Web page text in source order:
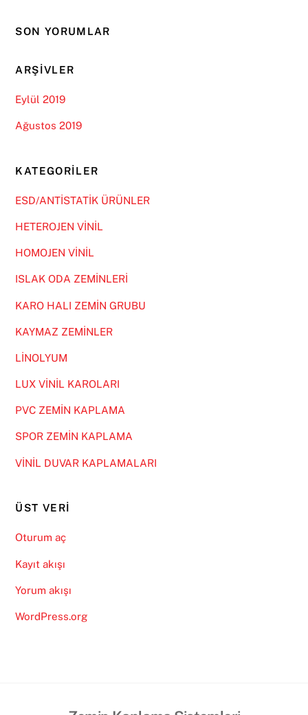
SON YORUMLAR
ARŞIVLER
Eylül 2019
Ağustos 2019
KATEGORILER
ESD/ANTİSTATİK ÜRÜNLER
HETEROJEN VİNİL
HOMOJEN VİNİL
ISLAK ODA ZEMİNLERİ
KARO HALI ZEMİN GRUBU
KAYMAZ ZEMİNLER
LİNOLYUM
LUX VİNİL KAROLARI
PVC ZEMİN KAPLAMA
SPOR ZEMİN KAPLAMA
VİNİL DUVAR KAPLAMALARI
ÜST VERI
Oturum aç
Kayıt akışı
Yorum akışı
WordPress.org